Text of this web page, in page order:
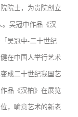
院士，为贵院创立
吴冠中作品《汉
吴冠中-二十世纪
在中国人举行艺术
成二十世纪我国艺
品《汉柏》在展览
，喻意艺术的新老